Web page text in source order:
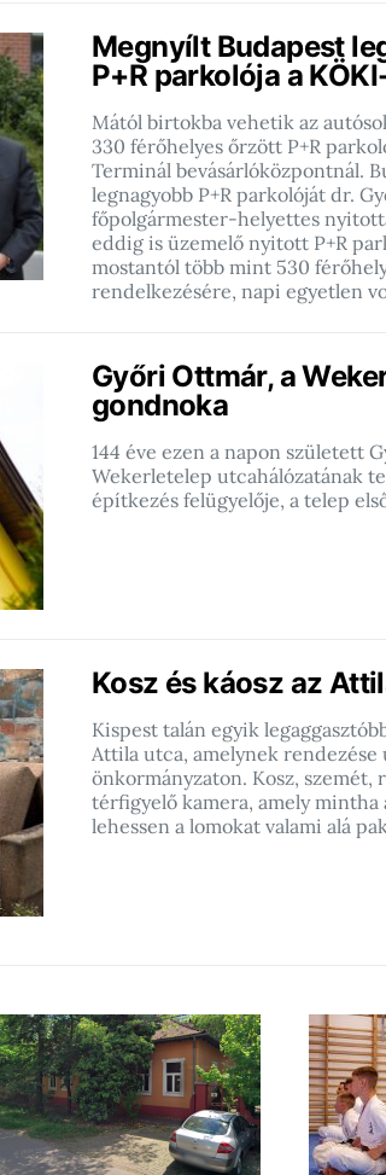
Megnyílt Budapest
P+R parkolója a
Mától birtokba vehetik az
330 férőhelyes őrzött P+R
Terminál bevásárlóközpontnál.
legnagyobb P+R parkolóját dr.
főpolgármester-helyettes
eddig is üzemelő nyitott P+R
mostantól több mint 530
rendelkezésére, napi egyetlen
Győri Ottmár, a
gondnoka
144 éve ezen a napon született
Wekerletelep utcahálózatának
építkezés felügyelője, a telep
Kosz és káosz az
Kispest talán egyik
Attila utca, amelynek
önkormányzaton. Kosz, szemét,
térfigyelő kamera, amely mintha
lehessen a lomokat valami alá